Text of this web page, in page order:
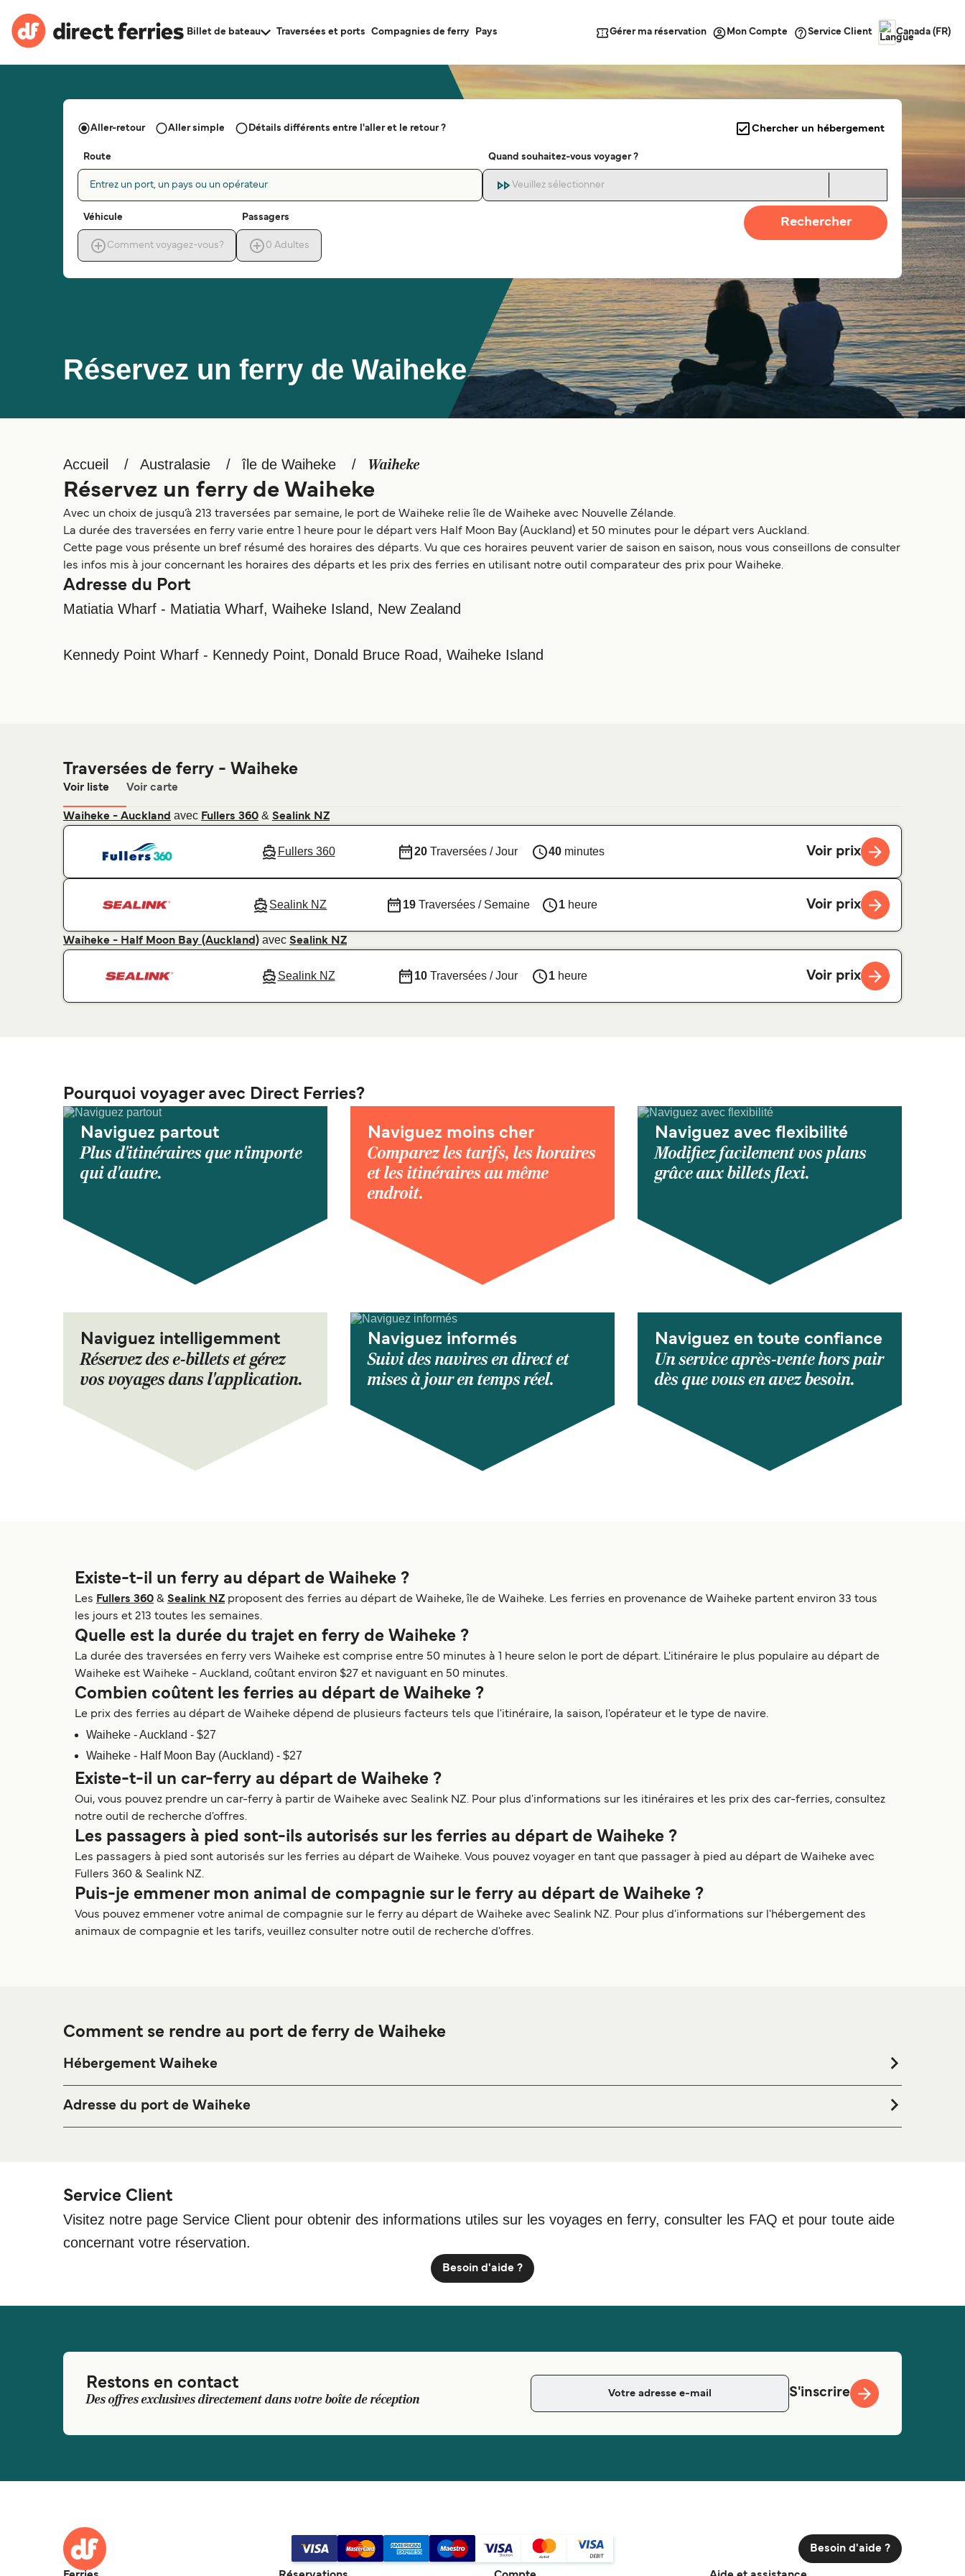
Billet de bateau Traversées et ports Compagnies de ferry Pays Gérer ma réservation Mon Compte Service Client Canada (FR)
Réservez un ferry de Waiheke
Aller-retour Aller simple Détails différents entre l'aller et le retour ? Chercher un hébergement
Route
Entrez un port, un pays ou un opérateur
Quand souhaitez-vous voyager ?
Veuillez sélectionner
Véhicule
Comment voyagez-vous?
Passagers
0 Adultes
Rechercher
Accueil Australasie île de Waiheke Waiheke
Réservez un ferry de Waiheke
Avec un choix de jusqu’à 213 traversées par semaine, le port de Waiheke relie île de Waiheke avec Nouvelle Zélande.
La durée des traversées en ferry varie entre 1 heure pour le départ vers Half Moon Bay (Auckland) et 50 minutes pour le départ vers Auckland.
Cette page vous présente un bref résumé des horaires des départs. Vu que ces horaires peuvent varier de saison en saison, nous vous conseillons de consulter
les infos mis à jour concernant les horaires des départs et les prix des ferries en utilisant notre outil comparateur des prix pour Waiheke.
Adresse du Port
Matiatia Wharf - Matiatia Wharf, Waiheke Island, New Zealand
Kennedy Point Wharf - Kennedy Point, Donald Bruce Road, Waiheke Island
Traversées de ferry - Waiheke
Voir liste Voir carte
Waiheke - Auckland avec Fullers 360 & Sealink NZ
Fullers 360 20Traversées / Jour 40 minutes Voir prix
Sealink NZ 19 Traversées / Semaine 1 heure Voir prix
Waiheke - Half Moon Bay (Auckland) avec Sealink NZ
Sealink NZ 10Traversées / Jour 1 heure Voir prix
Pourquoi voyager avec Direct Ferries?
Naviguez partout
Plus d'itinéraires que n'importe
qui d'autre.
Naviguez moins cher
Comparez les tarifs, les horaires
et les itinéraires au même
endroit.
Naviguez avec flexibilité
Modifiez facilement vos plans
grâce aux billets flexi.
Naviguez intelligemment
Réservez des e-billets et gérez
vos voyages dans l'application.
Naviguez informés
Suivi des navires en direct et
mises à jour en temps réel.
Naviguez en toute confiance
Un service après-vente hors pair
dès que vous en avez besoin.
Existe-t-il un ferry au départ de Waiheke ?
Les Fullers 360 & Sealink NZ proposent des ferries au départ de Waiheke, île de Waiheke. Les ferries en provenance de Waiheke partent environ 33 tous
les jours et 213 toutes les semaines.
Quelle est la durée du trajet en ferry de Waiheke ?
La durée des traversées en ferry vers Waiheke est comprise entre 50 minutes à 1 heure selon le port de départ. L'itinéraire le plus populaire au départ de
Waiheke est Waiheke - Auckland, coûtant environ $27 et naviguant en 50 minutes.
Combien coûtent les ferries au départ de Waiheke ?
Le prix des ferries au départ de Waiheke dépend de plusieurs facteurs tels que l'itinéraire, la saison, l'opérateur et le type de navire.
Waiheke - Auckland - $27
Waiheke - Half Moon Bay (Auckland) - $27
Existe-t-il un car-ferry au départ de Waiheke ?
Oui, vous pouvez prendre un car-ferry à partir de Waiheke avec Sealink NZ. Pour plus d'informations sur les itinéraires et les prix des car-ferries, consultez
notre outil de recherche d'offres.
Les passagers à pied sont-ils autorisés sur les ferries au départ de Waiheke ?
Les passagers à pied sont autorisés sur les ferries au départ de Waiheke. Vous pouvez voyager en tant que passager à pied au départ de Waiheke avec
Fullers 360 & Sealink NZ.
Puis-je emmener mon animal de compagnie sur le ferry au départ de Waiheke ?
Vous pouvez emmener votre animal de compagnie sur le ferry au départ de Waiheke avec Sealink NZ. Pour plus d'informations sur l'hébergement des
animaux de compagnie et les tarifs, veuillez consulter notre outil de recherche d'offres.
Comment se rendre au port de ferry de Waiheke
Hébergement Waiheke
séjour, merci de bien vouloir visiter notre page
Adresse du port de Waiheke
Service Client
Visitez notre page Service Client pour obtenir des informations utiles sur les voyages en ferry, consulter les FAQ et pour toute aide
concernant votre réservation.
Besoin d'aide ?
Restons en contact
Des offres exclusives directement dans votre boîte de réception S'inscrire
Besoin d'aide ?